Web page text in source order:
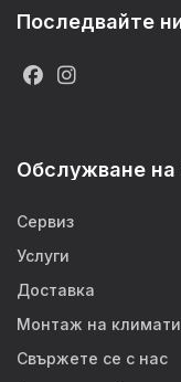
Последвайте
Обслужване на
Сервиз
Услуги
Доставка
Монтаж на
Свържете се с нас